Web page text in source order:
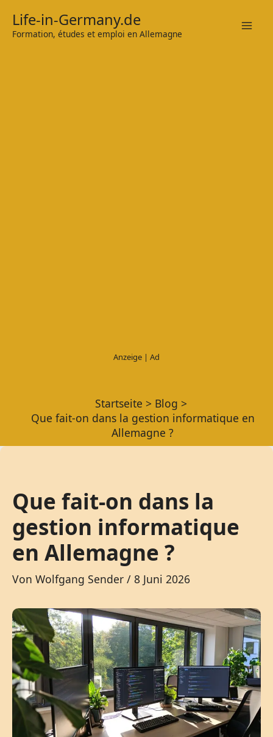
Inhalt
springen
Life-in-Germany.de
Formation, études et emploi en Allemagne
Startseite
Blog
Que fait-on dans la gestion informatique en
Allemagne ?
Que fait-on dans la
gestion informatique
en Allemagne ?
Von Wolfgang Sender / 8 Juni 2026